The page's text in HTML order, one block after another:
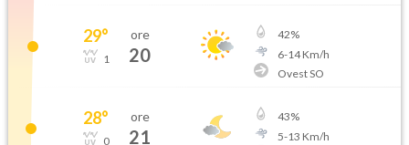
29°
1
ore
20
42%
6-14Km/h
Ovest SO
28°
0
ore
21
43%
5-13 Km/h